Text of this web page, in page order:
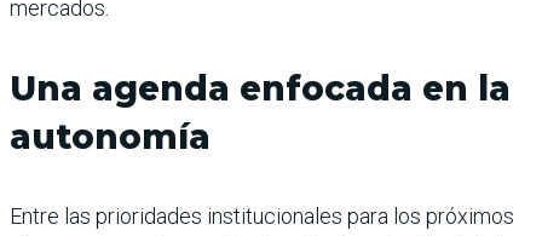
mercados.
Una agenda enfocada en la
autonomía
Entre las prioridades institucionales para los próximos